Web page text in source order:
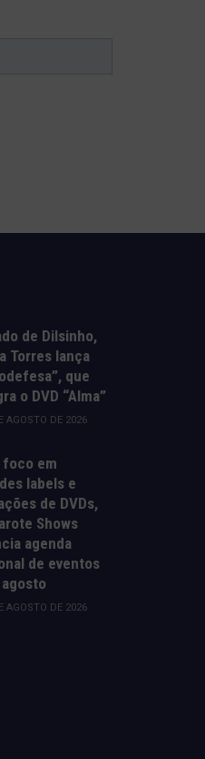
de Dilsinho,
Torres lança
que
o DVD “Alma”
AGOSTO DE 2026
foco em
labels e
de DVDs,
Shows
agenda
de eventos
AGOSTO DE 2026